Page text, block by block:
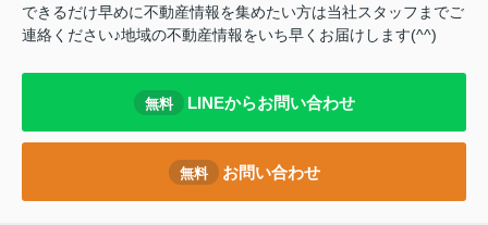
できるだけ早めに不動産情報を集めたい方は当社スタッフまでご
連絡ください♪地域の不動産情報をいち早くお届けします(^^)
無料 LINEからお問い合わせ
無料 お問い合わせ